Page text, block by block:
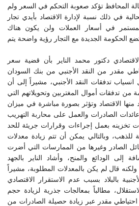
المحافظ تؤكد صعوبة التحكم في السعر ولم
في ذلك نسبة لإدارة الاقتصاد بأيدي تجار
في أسعار العملات ولن يكون هناك
الحكومة الجديدة مع التجار رؤية واضحة يتم
دكتور محمد الناير بأن قضية سعر
مقدر من النقد الأجنبي من بنك السودان
انسياب تدفقات النقد الأجنبي، مشيراً إلى أن
من تدفقات أموال المغتربين وتحويلاتهم التي
الاقتصاد وتؤثر بصورة مباشرة في ميزان
الصادرات والعمل على محاربة التهريب
بعمل إجراءات وقرارات جريئة للحد
وبالتالي يمكن أن تتم زيادة معدلات
الصادر وغيرها من الممارسات التي أضرت
إلى الودائع والمنح، وأشاد الناير بالجهد
قال لم يكن بالمعدلات المطلوبة، مشيراً
بالبلاد بسبب عدم الاستقرار الاقتصادي
مطالباً بمعالجات جذرية لزيادة حجم
احتياطي مقدر عبر زيادة حصيلة الصادرات من